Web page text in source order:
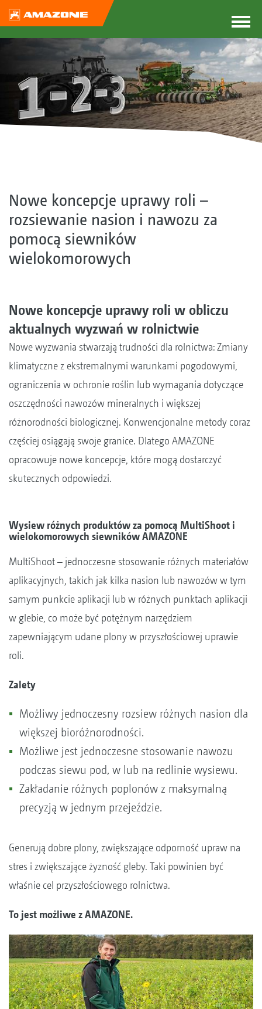
Nowe koncepcje uprawy roli –
rozsiewanie nasion i nawozu za
pomocą siewników
wielokomorowych
Nowe koncepcje uprawy roli w obliczu
aktualnych wyzwań w rolnictwie
Nowe wyzwania stwarzają trudności dla rolnictwa: Zmiany
klimatyczne z ekstremalnymi warunkami pogodowymi,
ograniczenia w ochronie roślin lub wymagania dotyczące
oszczędności nawozów mineralnych i większej
różnorodności biologicznej. Konwencjonalne metody coraz
częściej osiągają swoje granice. Dlatego AMAZONE
opracowuje nowe koncepcje, które mogą dostarczyć
skutecznych odpowiedzi.
Wysiew różnych produktów za pomocą MultiShoot i
wielokomorowych siewników AMAZONE
MultiShoot – jednoczesne stosowanie różnych materiałów
aplikacyjnych, takich jak kilka nasion lub nawozów w tym
samym punkcie aplikacji lub w różnych punktach aplikacji
w glebie, co może być potężnym narzędziem
zapewniającym udane plony w przyszłościowej uprawie
roli.
Zalety
Możliwy jednoczesny rozsiew różnych nasion dla
większej bioróżnorodności.
Możliwe jest jednoczesne stosowanie nawozu
podczas siewu pod, w lub na redlinie wysiewu.
Zakładanie różnych poplonów z maksymalną
precyzją w jednym przejeździe.
Generują dobre plony, zwiększające odporność upraw na
stres i zwiększające żyzność gleby. Taki powinien być
właśnie cel przyszłościowego rolnictwa.
To jest możliwe z AMAZONE.